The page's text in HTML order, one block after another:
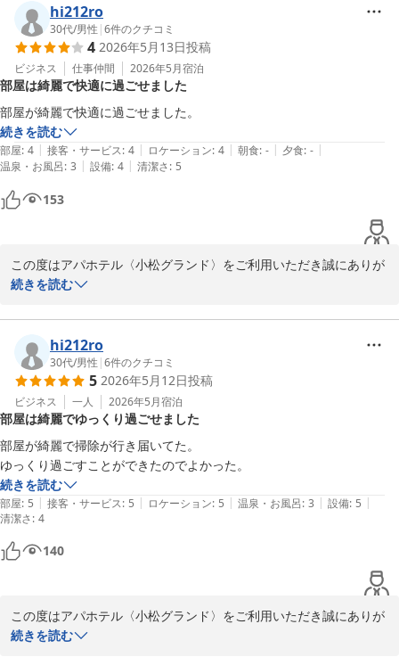
当館の立地に関しまして、小松駅からのアクセスや周辺のコンビニ
エンスストアの有無により、ご不便おかけし誠に申し訳ございませ
んでした。
当館は小松駅より徒歩約5分ほどの位置にございますが、お荷物の
多い際や天候によっては、少し距離があるように感じられたことと
存じます。また、コンビニエンスストアにつきましても同じく小松
駅にあるため不自由をおかけいたしました。
頂戴した貴重なご意見を真摯に受け止め、少しでもお客様の滞在中
の利便性を高められるよう、周辺情報の分かりやすいアナウンスや
また小松へお越しの機会がございましたら、当館をご利用いただけ
ますと幸いでございます。
フロント　松村
アパホテル〈小松グランド〉
2026-06-10
hi212ro
30代/男性 |6件のクチコミ
4 2026年5月13日投稿
ビジネス 仕事仲間 2026年5月宿泊
部屋は綺麗で快適に過ごせました
部屋が綺麗で快適に過ごせました。
続きを読む
部屋: 4 | 接客・サービス: 4 | ロケーション: 4 | 朝食: - | 夕食: - |
温泉・お風呂: 3 | 設備: 4 | 清潔さ: 5
153
この度はアパホテル〈小松グランド〉をご利用いただき誠にありが
とうございます。また、お忙しい中口コミをご投稿いただき、重ね
「部屋が綺麗で快適に過ごせました」との温かいお言葉を頂戴し、
スタッフ一同大変嬉しく存じます。お客様にリラックスしてご滞在
いただける空間を提供できましたことは、日頃より客室の美観維持
に努めているスタッフにとって何よりの喜びでございます。
これからも、お客様に安心しておくつろぎいただけますよう、清潔
なお部屋づくりとサービス向上のため、邁進してまいります。お客
様のまたのお越しを、スタッフ一同心よりお待ち申し上げておりま
す。
フロント　松岡
アパホテル〈小松グランド〉
続きを読む
hi212ro
30代/男性 |6件のクチコミ
5 2026年5月12日投稿
ビジネス 一人 2026年5月宿泊
部屋は綺麗でゆっくり過ごせました
部屋が綺麗で掃除が行き届いてた。
ゆっくり過ごすことができたのでよかった。
続きを読む
部屋: 5 | 接客・サービス: 5 | ロケーション: 5 | 温泉・お風呂: 3 | 設備: 5 |
清潔さ: 4
140
この度はアパホテル〈小松グランド〉をご利用いただき誠にありが
とうございます。
続きを読む